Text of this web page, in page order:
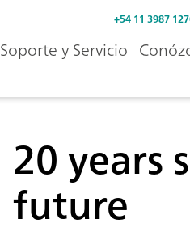
+54 11 3987
Soporte y Servicio
20 years
future